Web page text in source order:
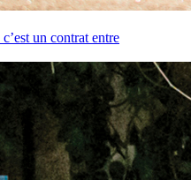
un contrat entre